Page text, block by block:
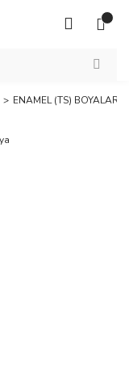
ENAMEL (TS) BOYALAR